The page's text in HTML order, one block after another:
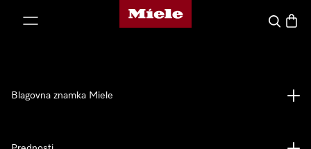
Domača stran Miele
Iskanje
Blagovna znamka Miele